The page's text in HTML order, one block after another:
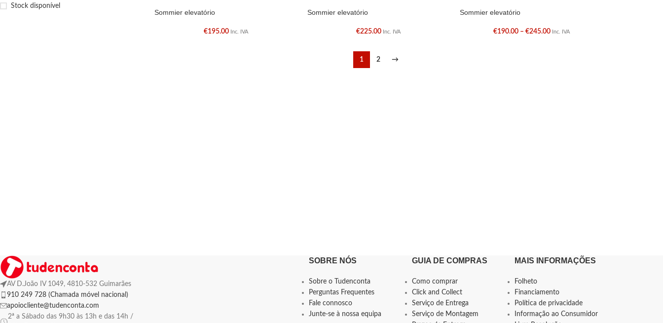
Stock disponível
Sommier elevatório
€195.00 Inc. IVA
Sommier elevatório
€225.00 Inc. IVA
Sommier elevatório
€190.00 – €245.00 Inc. IVA
1 2 →
AV D.João IV 1049, 4810-532 Guimarães
910 249 728 (Chamada móvel nacional)
apoiocliente@tudenconta.com
2ª a Sábado das 9h30 às 13h e das 14h /
SOBRE NÓS
Sobre o Tudenconta
Perguntas Frequentes
Fale connosco
Junte-se à nossa equipa
GUIA DE COMPRAS
Como comprar
Click and Collect
Serviço de Entrega
Serviço de Montagem
MAIS INFORMAÇÕES
Folheto
Financiamento
Política de privacidade
Informação ao Consumidor